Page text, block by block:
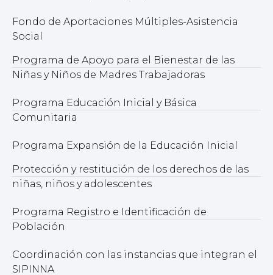
Fondo de Aportaciones Múltiples-Asistencia
Social
Programa de Apoyo para el Bienestar de las
Niñas y Niños de Madres Trabajadoras
Programa Educación Inicial y Básica
Comunitaria
Programa Expansión de la Educación Inicial
Protección y restitución de los derechos de las
niñas, niños y adolescentes
Programa Registro e Identificación de
Población
Coordinación con las instancias que integran el
SIPINNA